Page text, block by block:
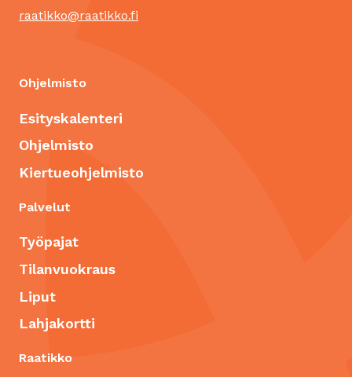
raatikko@raatikko.fi
Ohjelmisto
Esityskalenteri
Ohjelmisto
Kiertueohjelmisto
Palvelut
Työpajat
Tilanvuokraus
Liput
Lahjakortti
Raatikko